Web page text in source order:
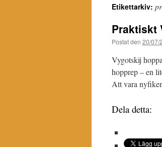
Etikettarkiv:
Praktiskt
Postat den 20/07/
Vygotskij
hopprep – en
Att vara
Dela detta: